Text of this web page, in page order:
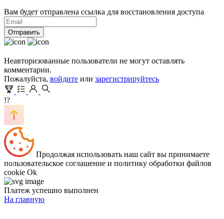
Вам будет отправлена ссылка для восстановления доступа
Отправить
Неавторизованные пользователи не могут оставлять
комментарии.
Пожалуйста, войдите или зарегистрируйтесь
!?
Продолжая использовать наш сайт вы принимаете
пользовательское соглашение и политику обработки файлов
cookie Ok
Платеж успешно выполнен
На главную